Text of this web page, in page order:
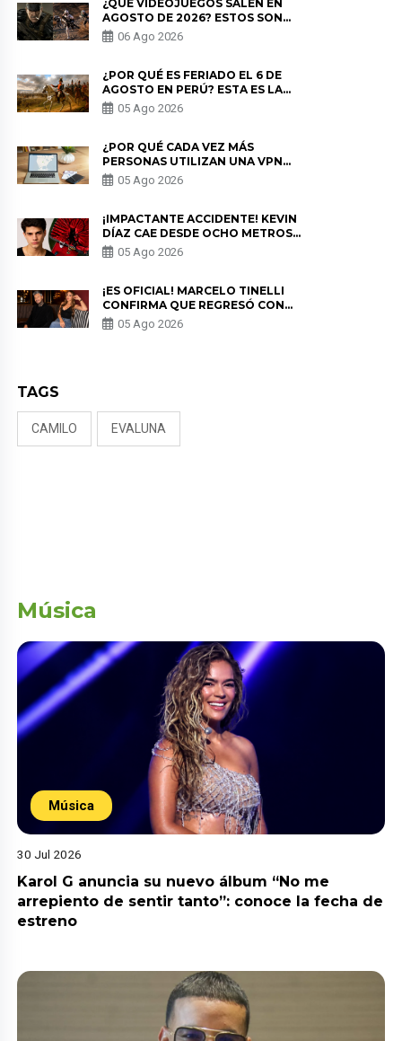
¿QUÉ VIDEOJUEGOS SALEN EN
AGOSTO DE 2026? ESTOS SON
LOS ESTRENOS MÁS ESPERADOS
06 Ago 2026
¿POR QUÉ ES FERIADO EL 6 DE
AGOSTO EN PERÚ? ESTA ES LA
HISTORIA
05 Ago 2026
¿POR QUÉ CADA VEZ MÁS
PERSONAS UTILIZAN UNA VPN
PARA PROTEGER SU
PRIVACIDAD?
05 Ago 2026
¡IMPACTANTE ACCIDENTE! KEVIN
DÍAZ CAE DESDE OCHO METROS
EN “ESTO ES GUERRA” Y GENERA
PREOCUPACIÓN
05 Ago 2026
¡ES OFICIAL! MARCELO TINELLI
CONFIRMA QUE REGRESÓ CON
MILETT FIGUEROA: “EL AMOR
PUDO MÁS”
05 Ago 2026
TAGS
CAMILO EVALUNA
Música
Música
30 Jul 2026
Karol G anuncia su nuevo álbum “No me
arrepiento de sentir tanto”: conoce la fecha de
estreno